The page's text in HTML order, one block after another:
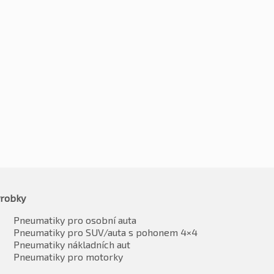
84T
Pneumatiky pro osobní auta
Pneumatiky pro SUV/auta s pohonem 4×4
Pneumatiky nákladních aut
Pneumatiky pro motorky